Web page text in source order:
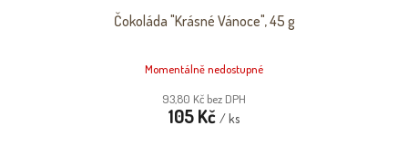
Čokoláda "Krásné Vánoce", 45 g
Momentálně nedostupné
93,80 Kč bez DPH
105 Kč / ks